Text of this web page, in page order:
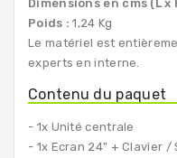
Dimensions en cms (L x
Poids :1,24 Kg
Le matériel est
experts en interne.
Contenu du paquet
- 1x Unité centrale
- 1x Ecran 24" + Clavier